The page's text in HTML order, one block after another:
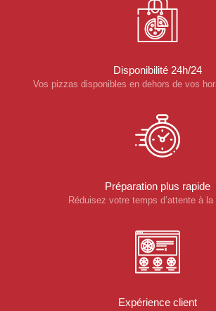
Disponibilité 24h/24
Vos pizzas disponibles en dehors de vos
Préparation plus rapide
Réduisez votre temps d’attente à
Expérience client